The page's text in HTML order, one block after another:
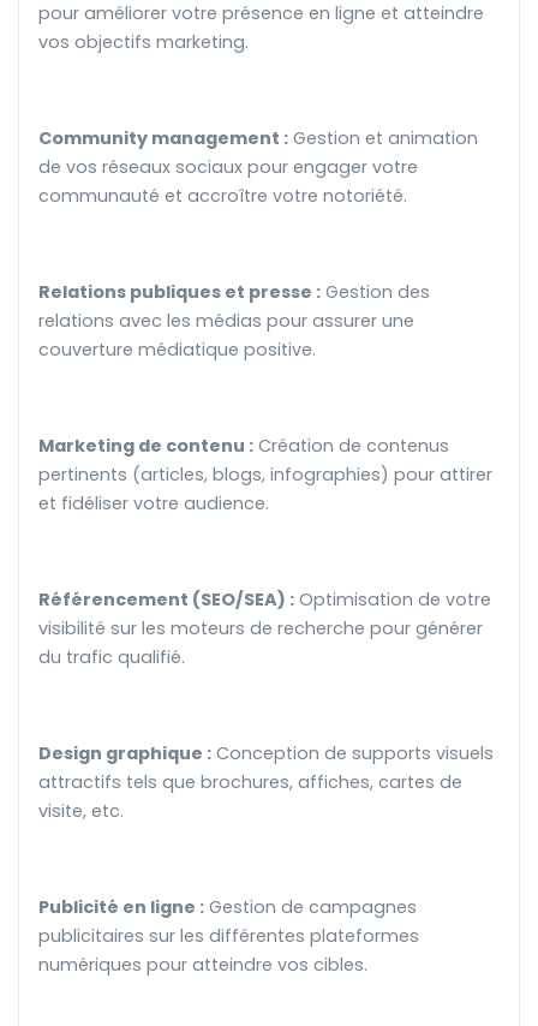
pour améliorer votre présence en ligne et atteindre
vos objectifs marketing.
Community management : Gestion et animation
de vos réseaux sociaux pour engager votre
communauté et accroître votre notoriété.
Relations publiques et presse : Gestion des
relations avec les médias pour assurer une
couverture médiatique positive.
Marketing de contenu : Création de contenus
pertinents (articles, blogs, infographies) pour attirer
et fidéliser votre audience.
Référencement (SEO/SEA) : Optimisation de votre
visibilité sur les moteurs de recherche pour générer
du trafic qualifié.
Design graphique : Conception de supports visuels
attractifs tels que brochures, affiches, cartes de
visite, etc.
Publicité en ligne : Gestion de campagnes
publicitaires sur les différentes plateformes
numériques pour atteindre vos cibles.